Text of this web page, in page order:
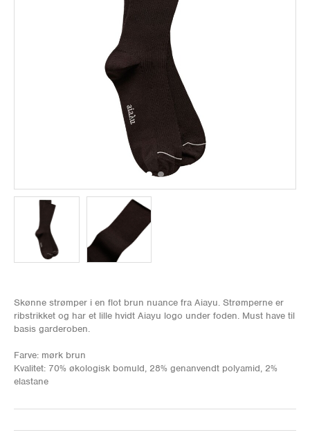
Skønne strømper i en flot brun nuance fra Aiayu. Strømperne er
ribstrikket og har et lille hvidt Aiayu logo under foden. Must have til
basis garderoben.
Farve: mørk brun
Kvalitet: 70% økologisk bomuld, 28% genanvendt polyamid, 2%
elastane